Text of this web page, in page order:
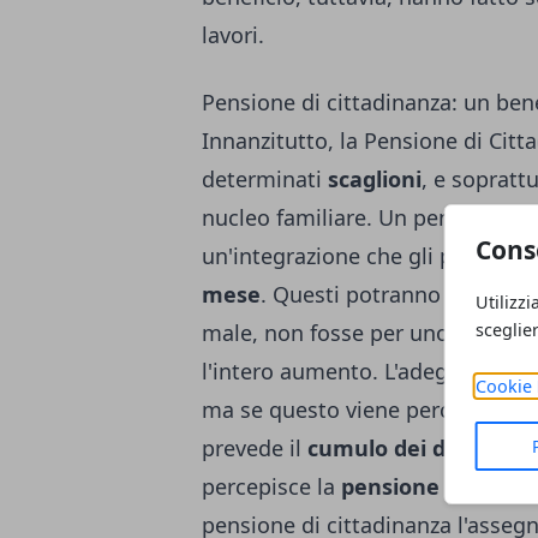
Cookie
lavori.
Pensione di cittadinanza: un
Innanzitutto, la Pensione di
determinati scaglioni, e
nucleo familiare. Un pensionato
un'integrazione che gli
mese. Questi potranno salire
male, non fosse per uno
l'intero aumento.
ma se questo viene percepito
prevede il cumulo dei due
percepisce la pensione minima
pensione di cittadinanza